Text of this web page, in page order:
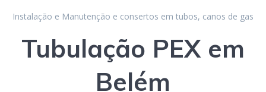
Instalação e Manutenção e consertos em tubos, canos de gas
Tubulação PEX em
Belém